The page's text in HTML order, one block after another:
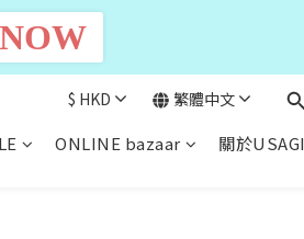
ONLINE bazaar 關於USAGI
$ HKD 繁體中文